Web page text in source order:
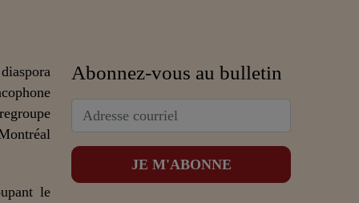
le
Abonnez-vous au bulletin